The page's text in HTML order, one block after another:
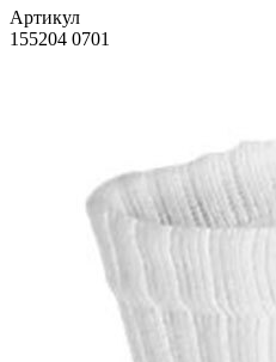
Артикул
155204 0701